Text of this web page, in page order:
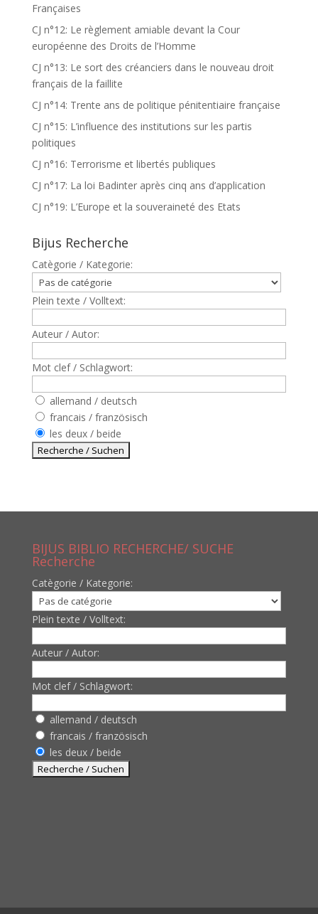
Françaises
CJ n°12: Le règlement amiable devant la Cour
européenne des Droits de l’Homme
CJ n°13: Le sort des créanciers dans le nouveau droit
français de la faillite
CJ n°14: Trente ans de politique pénitentiaire française
CJ n°15: L’influence des institutions sur les partis
politiques
CJ n°16: Terrorisme et libertés publiques
CJ n°17: La loi Badinter après cinq ans d’application
CJ n°19: L’Europe et la souveraineté des Etats
Bijus Recherche
Catègorie / Kategorie:
Plein texte / Volltext:
Auteur / Autor:
Mot clef / Schlagwort:
allemand / deutsch
francais / französisch
les deux / beide
BIJUS BIBLIO RECHERCHE/ SUCHE
Recherche
Catègorie / Kategorie:
Plein texte / Volltext:
Auteur / Autor:
Mot clef / Schlagwort:
allemand / deutsch
francais / französisch
les deux / beide